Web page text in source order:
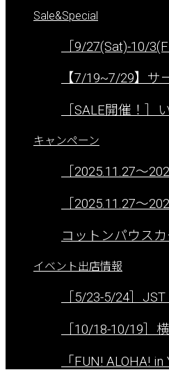
Sale&Special
［9/27(Sat)-10/
【7/19~7/29】サ
［SALE開催！
キャンペーン
［2025.11.27〜
［2025.11.27〜
コットンパウス
イベント出店情報
［5/23-5/24］
［10/18-10/19］
「FUN! ALOHA!